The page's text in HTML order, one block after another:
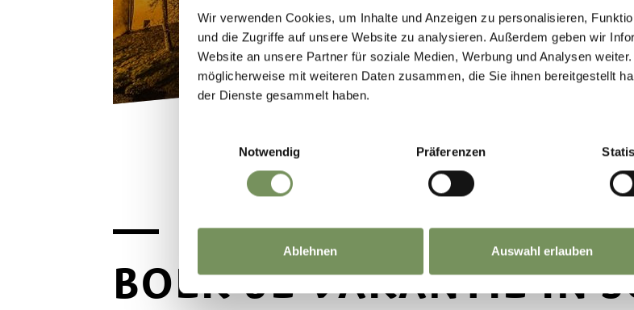
Wir verwenden Cookies, um Inhalte und Anzeigen zu personalisieren,
und die Zugriffe auf unsere Website zu analysieren. Außerdem geben wir
Website an unsere Partner für soziale Medien, Werbung und Analysen
möglicherweise mit weiteren Daten zusammen, die Sie ihnen bereitgestellt
der Dienste gesammelt haben.
Notwendig
Präferenzen
Ablehnen Auswahl erlauben
BOEK JE VAKANTIE IN